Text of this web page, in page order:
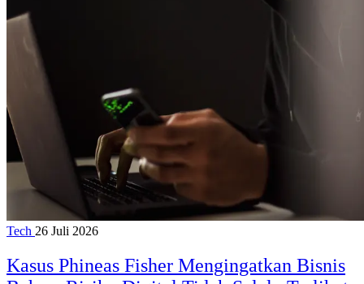
Tech 26 Juli 2026
Kasus Phineas Fisher Mengingatkan Bisnis